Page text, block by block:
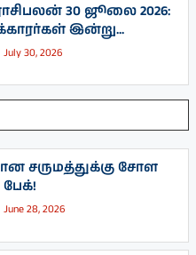
30 ஜூலை 2026:
இன்று...
July 30, 2026
சருமத்துக்கு சோள
June 28, 2026